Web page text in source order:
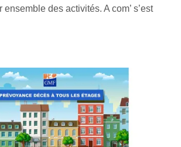
des activités. A com’ s’est